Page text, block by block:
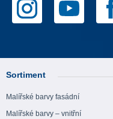
Sortiment
Malířské barvy fasádní
Malířské barvy – vnitřní